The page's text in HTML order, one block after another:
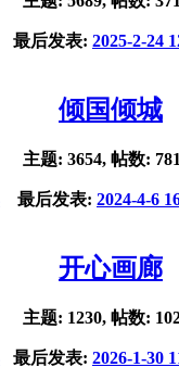
最后发表: 2025-2-24
倾国倾城
主题: 3654, 帖数:
最后发表: 2024-4-6
开心画廊
主题: 1230, 帖数:
最后发表: 2026-1-30